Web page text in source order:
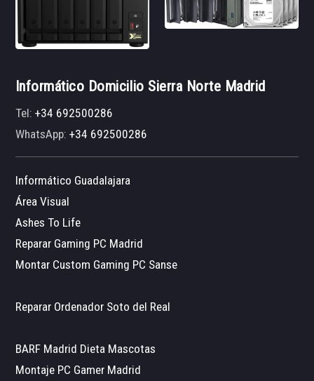
Informático Domicilio Sierra Norte Madrid
Tel:+34 692500286
WhatsApp:+34 692500286
Informático Guadalajara
Área Visual
Ashes To Life
Reparar Gaming PC Madrid
Montar Custom Gaming PC Sanse
Reparar Ordenador Soto del Real
BARF Madrid Dieta Mascotas
Montaje PC Gamer Madrid